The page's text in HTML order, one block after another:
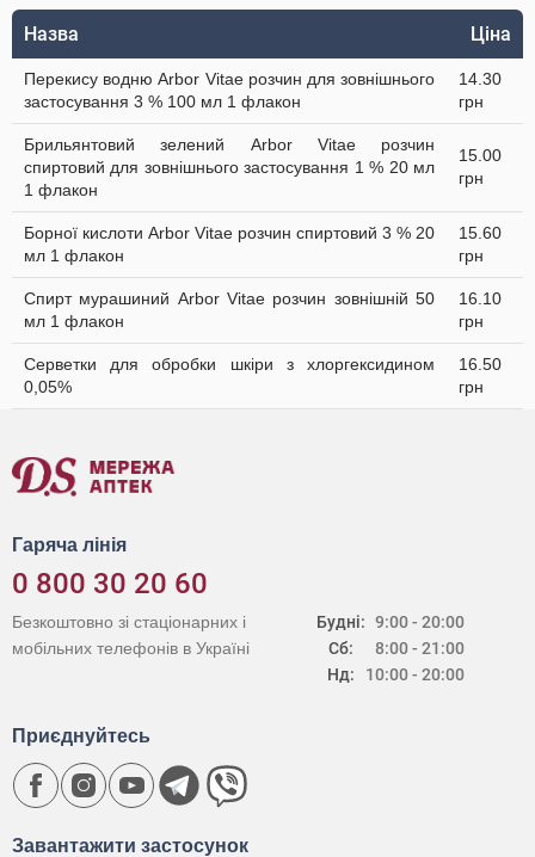
Назва Ціна
Перекису водню Arbor Vitae розчин для зовнішнього
застосування 3 % 100 мл 1 флакон
14.30
грн
Брильянтовий зелений Arbor Vitae розчин
спиртовий для зовнішнього застосування 1 % 20 мл
1 флакон
15.00
грн
Борної кислоти Arbor Vitae розчин спиртовий 3 % 20
мл 1 флакон
15.60
грн
Спирт мурашиний Arbor Vitae розчин зовнішній 50
мл 1 флакон
16.10
грн
Серветки для обробки шкіри з хлоргексидином
0,05%
16.50
грн
Гаряча лінія
0 800 30 20 60
Будні:
Сб:
Нд:
9:00 - 20:00
8:00 - 21:00
10:00 - 20:00
Безкоштовно зі стаціонарних і
мобільних телефонів в Україні
Завантажити застосунок
Приєднуйтесь